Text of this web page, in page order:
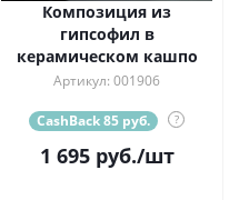
Композиция из
гипсофил в
керамическом кашпо
Артикул: 001906
CashBack 85 руб. ?
1 695руб./шт